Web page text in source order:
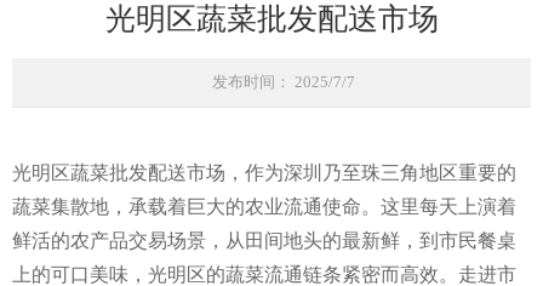
光明区蔬菜批发配送市场
发布时间： 2025/7/7
光明区蔬菜批发配送市场，作为深圳乃至珠三角地区重要的
蔬菜集散地，承载着巨大的农业流通使命。这里每天上演着
鲜活的农产品交易场景，从田间地头的最新鲜，到市民餐桌
上的可口美味，光明区的蔬菜流通链条紧密而高效。走进市